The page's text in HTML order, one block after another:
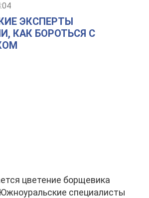
ЭКСПЕРТЫ
КАК БОРОТЬСЯ С
цветение борщевика
специалисты